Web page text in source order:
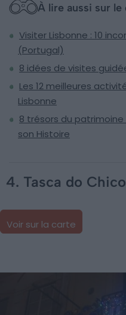
À lire aussi sur
Visiter Lisbonne : 10
(Portugal)
8 idées de visites
Les 12 meilleures
Lisbonne
8 trésors du
son Histoire
4. Tasca do Chico
Voir sur la carte